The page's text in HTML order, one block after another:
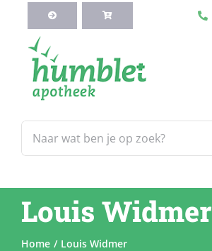
inhoud
naar:
Webshop
Blog
Louis Widmer
Home Louis Widmer